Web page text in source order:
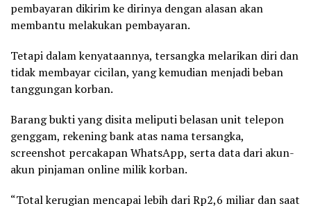
pembayaran dikirim ke dirinya dengan alasan akan
membantu melakukan pembayaran.
Tetapi dalam kenyataannya, tersangka melarikan diri dan
tidak membayar cicilan, yang kemudian menjadi beban
tanggungan korban.
Barang bukti yang disita meliputi belasan unit telepon
genggam, rekening bank atas nama tersangka,
screenshot percakapan WhatsApp, serta data dari akun-
akun pinjaman online milik korban.
“Total kerugian mencapai lebih dari Rp2,6 miliar dan saat